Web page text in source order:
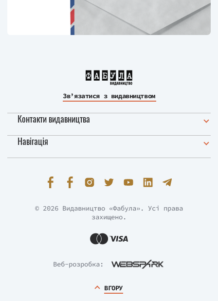
Зв’язатися з видавництвом
Контакти видавництва
Навігація
Веб-розробка:
© 2026 Видавництво «Фабула». Усі права
захищено.
ВГОРУ